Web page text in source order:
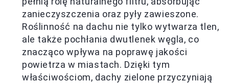
zanieczyszczenia oraz pyły zawieszone.
Roślinność na dachu nie tylko wytwarza tlen,
ale także pochłania dwutlenek węgla, co
znacząco wpływa na poprawę jakości
powietrza w miastach. Dzięki tym
właściwościom, dachy zielone przyczyniają